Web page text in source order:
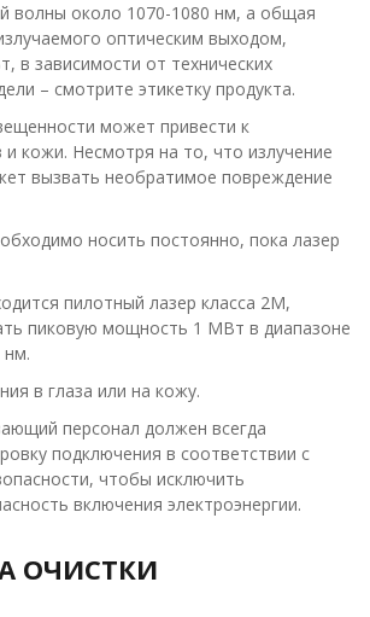
волны около 1070-1080 нм, а общая
оптическим выходом,
в зависимости от технических
– смотрите этикетку продукта.
может привести к
кожи. Несмотря на то, что излучение
вызвать необратимое повреждение
носить постоянно, пока лазер
пилотный лазер класса 2M,
пиковую мощность 1 МВт в диапазоне
нм.
в глаза или на кожу.
персонал должен всегда
подключения в соответствии с
чтобы исключить
включения электроэнергии.
ОЧИСТКИ